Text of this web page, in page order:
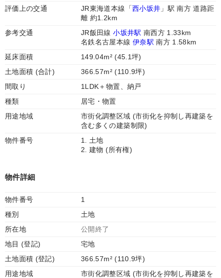
評価上の交通
JR東海道本線「西小坂井 」駅 南方 道路距
離 約1.2km
参考交通
JR飯田線小坂井駅 南西方 1.33km
名鉄名古屋本線 伊奈駅 南方 1.58km
延床面積
149.04m² (45.1坪)
土地面積 (合計)
366.57m² (110.9坪)
間取り
1LDK＋物置、納戸
種類
居宅・物置
用途地域
市街化調整区域 (市街化を抑制し再建築を
含む多くの建築制限)
物件番号
1. 土地
2. 建物 (所有権)
物件詳細
物件番号
1
種別
土地
所在地
公開終了
地目 (登記)
宅地
土地面積 (登記)
366.57m² (110.9坪)
用途地域
市街化調整区域 (市街化を抑制し再建築を